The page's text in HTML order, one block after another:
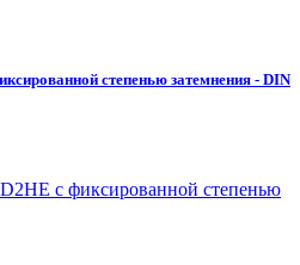
степенью затемнения - DIN